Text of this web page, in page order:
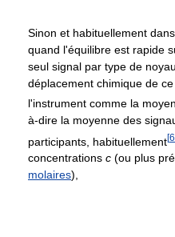
Sinon et habituellement
quand l'équilibre est rapide
seul signal par type de
déplacement chimique de
l'instrument comme la
à-dire la moyenne des
participants, habituellement[6
concentrations c (ou plus
molaires),